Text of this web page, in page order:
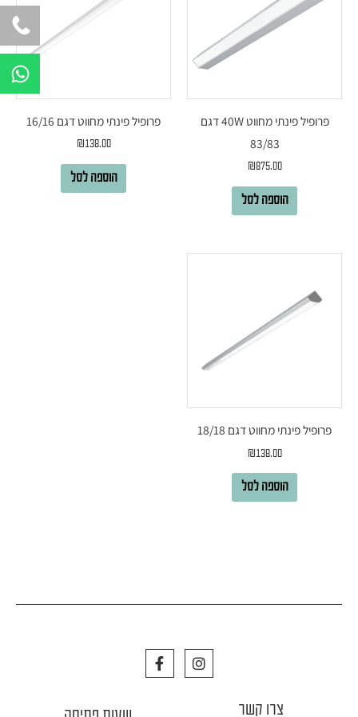
פרופיל פינתי מחווט 40W דגם
83/83
₪875.00
הוספה לסל
פרופיל פינתי מחווט דגם 16/16
₪138.00
הוספה לסל
פרופיל פינתי מחווט דגם 18/18
₪138.00
הוספה לסל
I
n
F
a
צרו קשר
W
h
a